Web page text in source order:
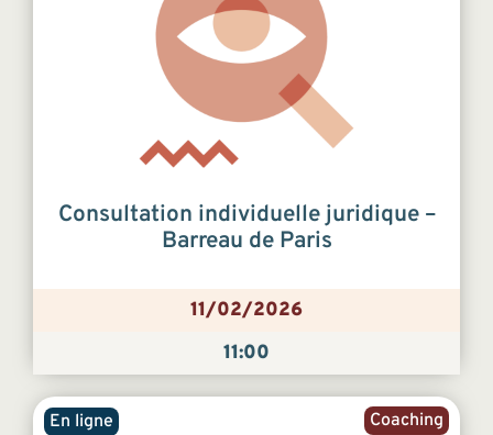
Consultation individuelle juridique –
Barreau de Paris
11/02/2026
11:00
Coaching
En ligne